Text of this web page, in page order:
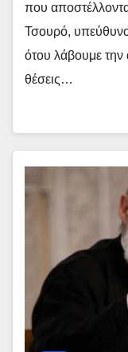
που
Τσουρό, υπεύθυνο
ότου λάβουμε την
θέσεις…